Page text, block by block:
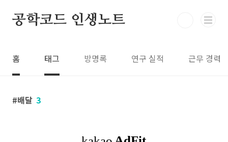
공학코드 인생노트
홈 태그 방명록 연구 실적 근무 경력
배달 3